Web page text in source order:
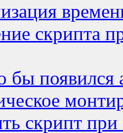
скрипта
бы появился
скрипт